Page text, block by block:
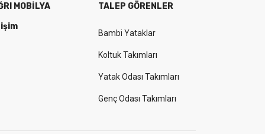
MOBILYA
TALEP GÖRENLER
Bambi Yataklar
Koltuk Takımları
Yatak Odası Takımları
Genç Odası Takımları